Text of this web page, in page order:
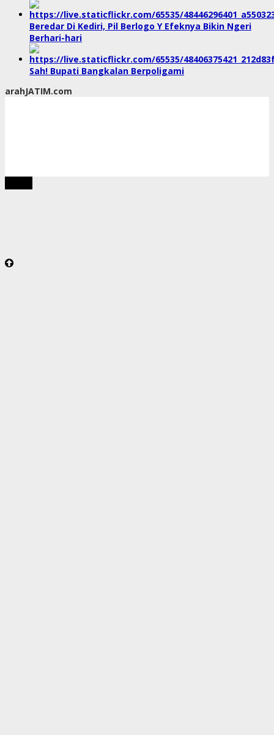
Beredar Di Kediri, Pil Berlogo Y Efeknya Bikin Ngeri
Berhari-hari
Sah! Bupati Bangkalan Berpoligami
arahJATIM.com